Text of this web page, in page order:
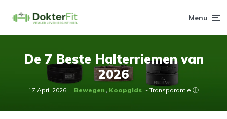
Menu
De 7 Beste Halterriemen van
2026
17 April 2026 Bewegen Koopgids - Transparantie ⓘ